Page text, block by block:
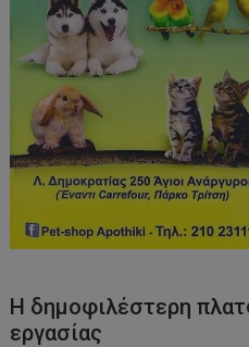
Η δημοφιλέστερη
εργασίας